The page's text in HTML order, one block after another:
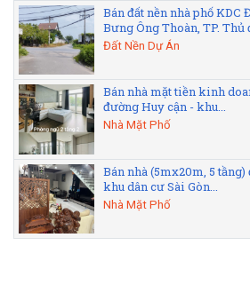
Bán đất nền nhà phố KDC
Bưng Ông Thoàn, TP. Thủ
Đất Nền Dự Án
Bán nhà mặt tiền kinh
đường Huy cận - khu...
Nhà Mặt Phố
Bán nhà (5mx20m, 5
khu dân cư Sài Gòn...
Nhà Mặt Phố